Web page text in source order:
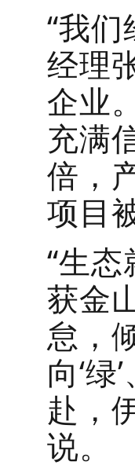
“我
经理
企业
充满
倍，
项目
“生
获金
怠，
向‘绿
赴，
说。